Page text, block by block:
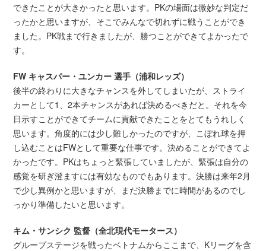
できたことが大きかったと思います。PKの場面は微妙な判定だ
ったかと思いますが、そこでみんなで切れずに戦うことができ
ました。PK戦まで行きましたが、勝つことができてよかったで
す。
FW キャスパー・ユンカー 選手（浦和レッズ）
後半の終わりに大きなチャンスを外してしまいたが、ストライ
カーとして1、2本チャンスがあれば決めるべきだと。それを今
日示すことができてチームに貢献できたことをとてもうれしく
思います。角度的には少し難しかったのですが、こぼれ球を押
し込むことはFWとして重要な仕事です。決めることができてよ
かったです。PKはちょっと緊張していましたが、緊張は自分の
感覚を研ぎ澄ますには有効なものでもあります。決勝は来年2月
で少し異例かと思いますが、まだ決勝までに時間があるのでし
っかり準備したいと思います。
キム・サンシク 監督（全北現代モータース）
グループステージを戦ったベトナムからここまで、Kリーグを含